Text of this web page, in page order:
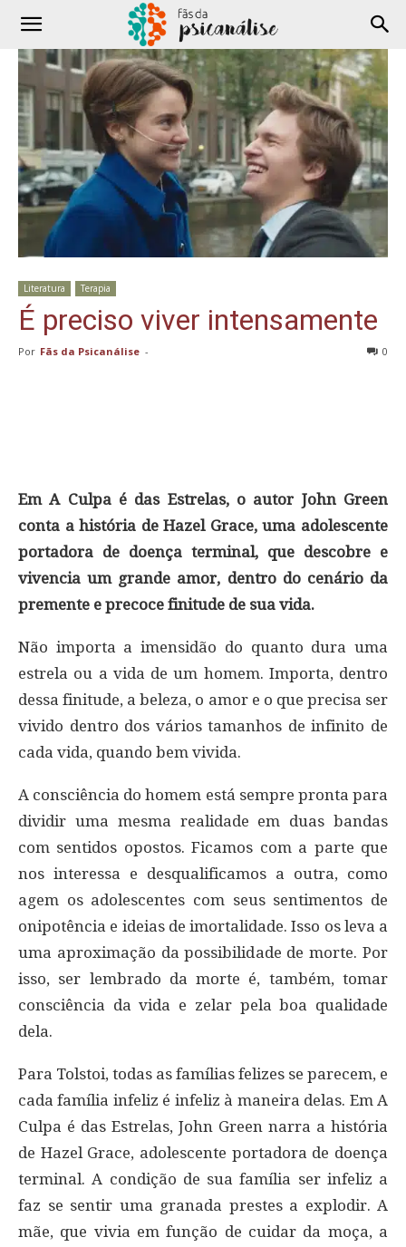
Literatura Terapia
É preciso viver intensamente
Por Fãs da Psicanálise - 0
Em A Culpa é das Estrelas, o autor John Green
conta a história de Hazel Grace, uma adolescente
portadora de doença terminal, que descobre e
vivencia um grande amor, dentro do cenário da
premente e precoce finitude de sua vida.
Não importa a imensidão do quanto dura uma
estrela ou a vida de um homem. Importa, dentro
dessa finitude, a beleza, o amor e o que precisa ser
vivido dentro dos vários tamanhos de infinito de
cada vida, quando bem vivida.
A consciência do homem está sempre pronta para
dividir uma mesma realidade em duas bandas
com sentidos opostos. Ficamos com a parte que
nos interessa e desqualificamos a outra, como
agem os adolescentes com seus sentimentos de
onipotência e ideias de imortalidade. Isso os leva a
uma aproximação da possibilidade de morte. Por
isso, ser lembrado da morte é, também, tomar
consciência da vida e zelar pela boa qualidade
dela.
Para Tolstoi, todas as famílias felizes se parecem, e
cada família infeliz é infeliz à maneira delas. Em A
Culpa é das Estrelas, John Green narra a história
de Hazel Grace, adolescente portadora de doença
terminal. A condição de sua família ser infeliz a
faz se sentir uma granada prestes a explodir. A
mãe, que vivia em função de cuidar da moça, a